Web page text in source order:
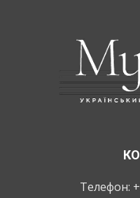
Телефон: